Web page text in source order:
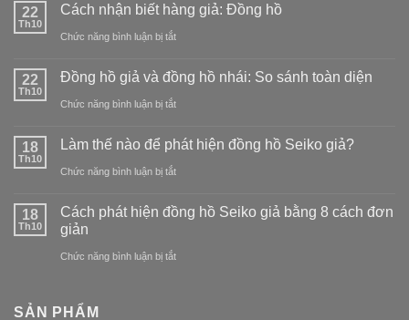
22
Th10
Cách nhận biết hàng giả: Đồng hồ
Chức năng bình luận bị tắtở
nhận
hàng
hồ
22
Th10
Đồng hồ giả và đồng hồ nhái: So sánh toàn diện
Chức năng bình luận bị tắtở
và
hồ
18
Th10
Làm thế nào để phát hiện đồng hồ Seiko giả?
Chức năng bình luận bị tắtở
thế
18
Th10
Cách phát hiện đồng hồ Seiko giả bằng 8 cách đơn
giản
Chức năng bình luận bị tắtở
SẢN PHẨM